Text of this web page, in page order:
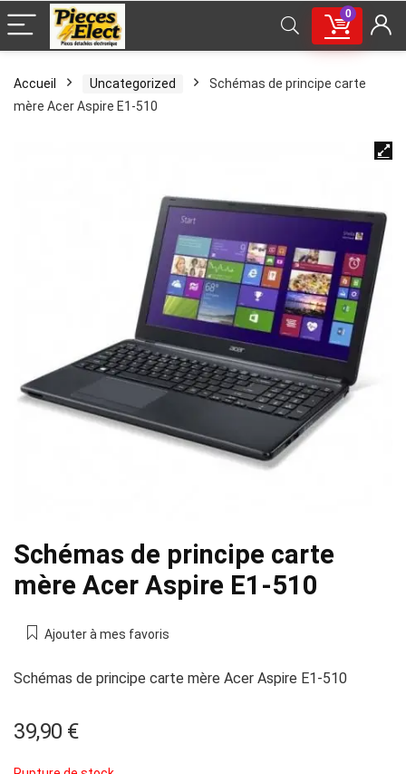
0
Accueil Uncategorized
Schémas de principe carte
mère Acer Aspire E1-510
Schémas de principe carte
mère Acer Aspire E1-510
Ajouter à mes favoris
Schémas de principe carte mère Acer Aspire E1-510
39,90 €